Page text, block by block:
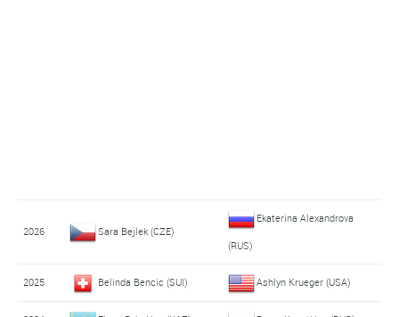
2026 Sara Bejlek (CZE)
Ekaterina Alexandrova
(RUS)
2025 Belinda Bencic (SUI) Ashlyn Krueger (USA)